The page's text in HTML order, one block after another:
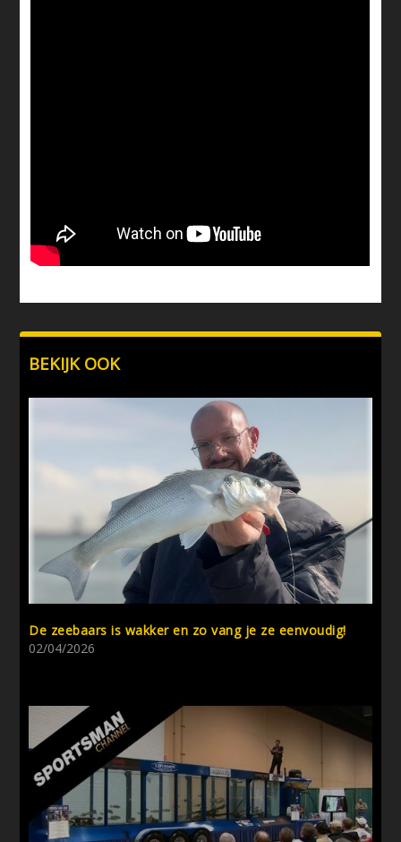
BEKIJK OOK
De zeebaars is wakker en zo vang je ze eenvoudig!
02/04/2026